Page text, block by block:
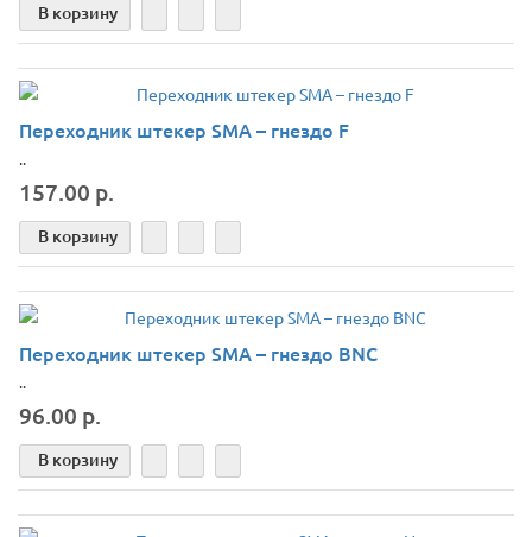
В корзину
Переходник штекер SMA – гнездо F
..
157.00 р.
В корзину
Переходник штекер SMA – гнездо BNC
..
96.00 р.
В корзину